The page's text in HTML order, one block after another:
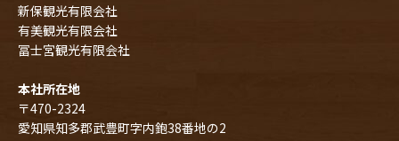
新保観光有限会社
有美観光有限会社
冨士宮観光有限会社
本社所在地
〒470-2324
愛知県知多郡武豊町字内鉋38番地の2